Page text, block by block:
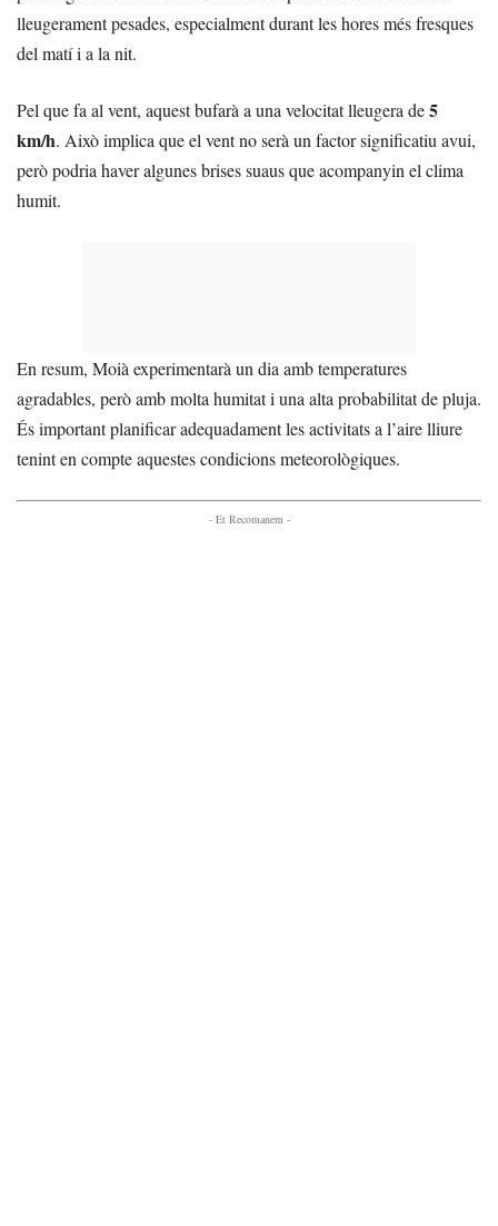
lleugerament pesades, especialment durant les hores més fresques
del matí i a la nit.
Pel que fa al vent, aquest bufarà a una velocitat lleugera de5
km/h. Això implica que el vent no serà un factor significatiu avui,
però podria haver algunes brises suaus que acompanyin el clima
humit.
En resum, Moià experimentarà un dia amb temperatures
agradables, però amb molta humitat i una alta probabilitat de pluja.
És important planificar adequadament les activitats a l’aire lliure
tenint en compte aquestes condicions meteorològiques.
- Et Recomanem -